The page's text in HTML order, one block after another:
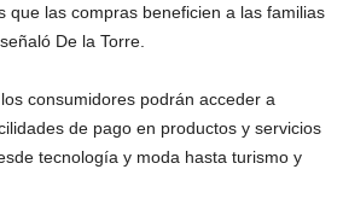
que las compras beneficien a las familias
De la Torre.
consumidores podrán acceder a
de pago en productos y servicios
tecnología y moda hasta turismo y